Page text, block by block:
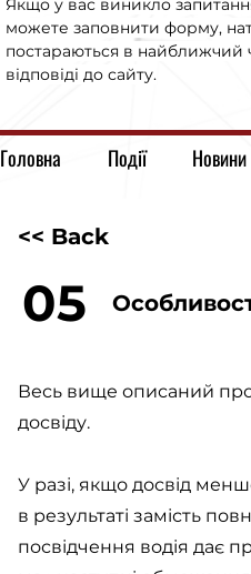
Головна Події Новини
Якщо у вас виникло
можете заповнити форму,
постараються в найближчий
відповіді до сайту.
<< Back
05
Весь вище описаний
досвіду.
У разі, якщо досвід
в результаті замість
посвідчення водія дає